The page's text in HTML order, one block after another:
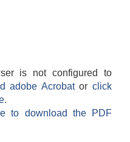
is not configured to
adobe Acrobatorclick
to download the PDF